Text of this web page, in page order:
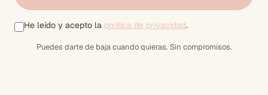
He leído y acepto la política de privacidad.
Puedes darte de baja cuando quieras. Sin compromisos.